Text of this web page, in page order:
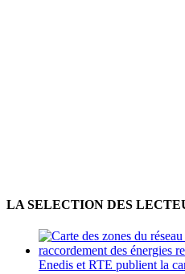
LA SELECTION DES
Enedis et RTE publient la